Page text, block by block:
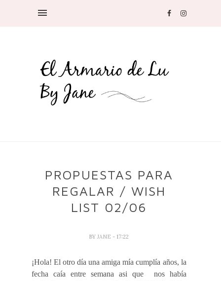
PROPUESTAS PARA
REGALAR / WISH
LIST 02/06
BYJANE - 17:22
¡Hola! El otro día una amiga mía cumplía años, la
fecha caía entre semana asi que nos había